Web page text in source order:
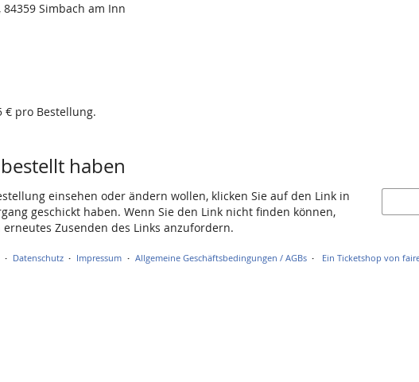
Simbach am Inn
€ pro Bestellung.
haben
einsehen oder ändern wollen, klicken Sie auf den Link in
geschickt haben. Wenn Sie den Link nicht finden können,
Zusenden des Links anzufordern.
Datenschutz Impressum Allgemeine Geschäftsbedingungen / AGBs Ein Ticketshop von